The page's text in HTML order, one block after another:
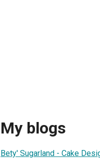
My blogs
Bety' Sugarland - Cake